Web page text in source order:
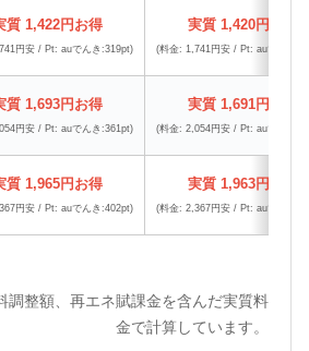
質 1,422円お得
円安 / Pt: auでんき:319pt)
実質 1,420円お得
(料金: 1,741円安 / Pt: auでんき
質 1,693円お得
円安 / Pt: auでんき:361pt)
実質 1,691円お得
(料金: 2,054円安 / Pt: auでんき
質 1,965円お得
円安 / Pt: auでんき:402pt)
実質 1,963円お得
(料金: 2,367円安 / Pt: auでんき
整額、再エネ賦課金を含んだ実質料
金で計算しています。